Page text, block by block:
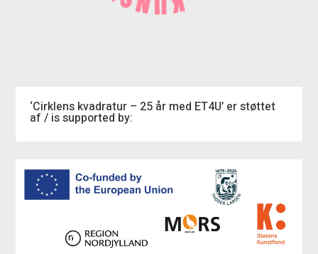
‘Cirklens kvadratur – 25 år med ET4U’ er støttet
af / is supported by: